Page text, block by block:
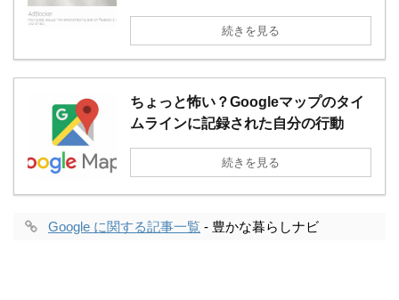
続きを見る
ちょっと怖い？Googleマップのタイ
ムラインに記録された自分の行動
続きを見る
Google に関する記事一覧 - 豊かな暮らしナビ